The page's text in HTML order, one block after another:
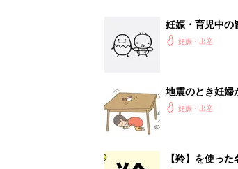
妊娠・育児中の
妊娠・出産
地震のとき妊婦
妊娠・出産
【羚】を使っ